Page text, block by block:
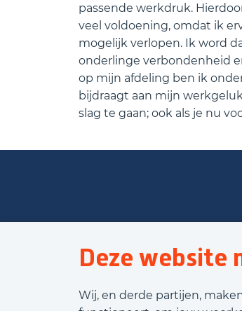
Deze website
Wij, en derde partijen,
passende werkdruk.
veel voldoening, omdat ik
mogelijk verlopen. Ik word
onderlinge verbondenheid
op mijn afdeling ben ik
bijdraagt aan mijn
slag te gaan; ook als je nu